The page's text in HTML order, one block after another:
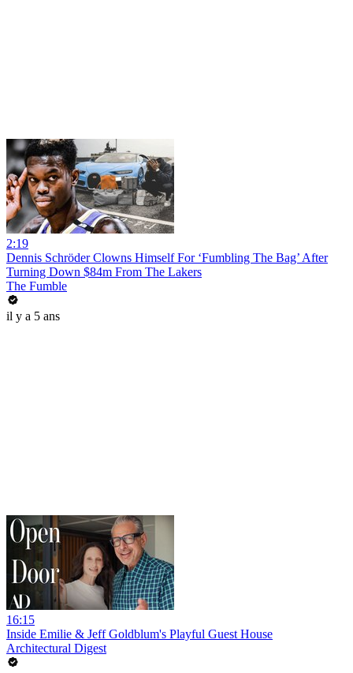
2:19
Dennis Schröder Clowns Himself For ‘Fumbling The Bag’ After
Turning Down $84m From The Lakers
The Fumble
il y a 5 ans
16:15
Inside Emilie & Jeff Goldblum's Playful Guest House
Architectural Digest